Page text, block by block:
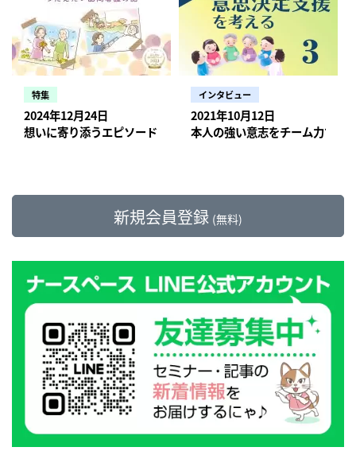
特集
2024年12月24日
想いに寄り添うエピソード【つたえたい訪問看護の話】
インタビュー
2021年10月12日
本人の強い意志をチーム力で支
新規会員登録 (無料)